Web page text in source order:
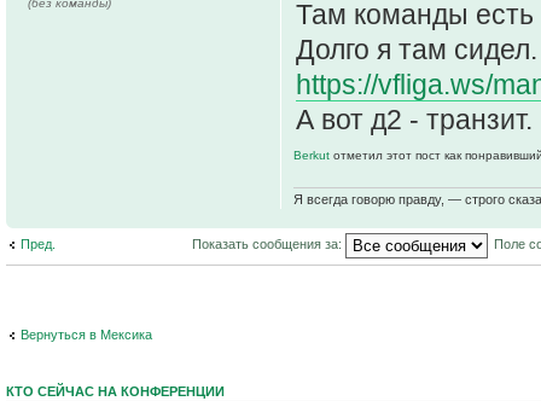
Там команды есть
Долго я там сидел.
https://vfliga.ws/
А вот д2 - транзит.
Berkut отметил этот пост как
Я всегда говорю правду, — строго
(без команды)
Пред. Показать сообщения за: Поле
Вернуться в Мексика
КТО СЕЙЧАС НА КОНФЕРЕНЦИИ